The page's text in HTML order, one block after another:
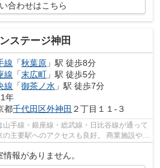
合わせはこちら
ステージ神田
線 「秋葉原 」駅 徒歩8分
線 「末広町 」駅 徒歩5分
線 「御茶ノ水 」駅 徒歩7分
年
都千代田区外神田 ２丁目１１-３
へのアクセスも良好。 商業施設や飲
情報がありません。